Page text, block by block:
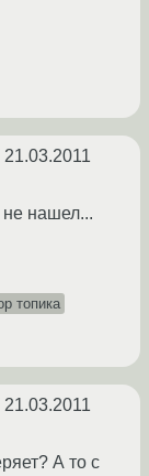
21.03.2011
нашел...
топика
21.03.2011
А то с